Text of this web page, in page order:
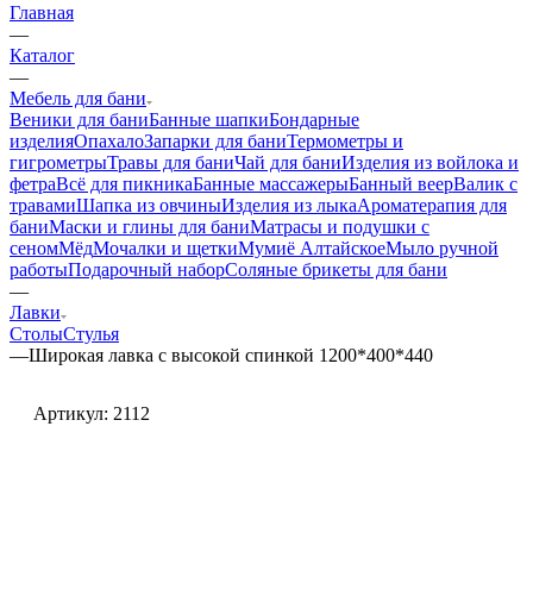
Главная
—
Каталог
—
Мебель для бани
Веники для баниБанные шапкиБондарные
изделияОпахалоЗапарки для баниТермометры и
гигрометрыТравы для баниЧай для баниИзделия из войлока и
фетраВсё для пикникаБанные массажерыБанный веерВалик с
травамиШапка из овчиныИзделия из лыкаАроматерапия для
баниМаски и глины для баниМатрасы и подушки с
сеномМёдМочалки и щеткиМумиё АлтайскоеМыло ручной
работыПодарочный наборСоляные брикеты для бани
—
Лавки
СтолыСтулья
—Широкая лавка с высокой спинкой 1200*400*440
Артикул: 2112